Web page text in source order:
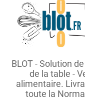
BLOT - Solution
de la table -
alimentaire.
toute la